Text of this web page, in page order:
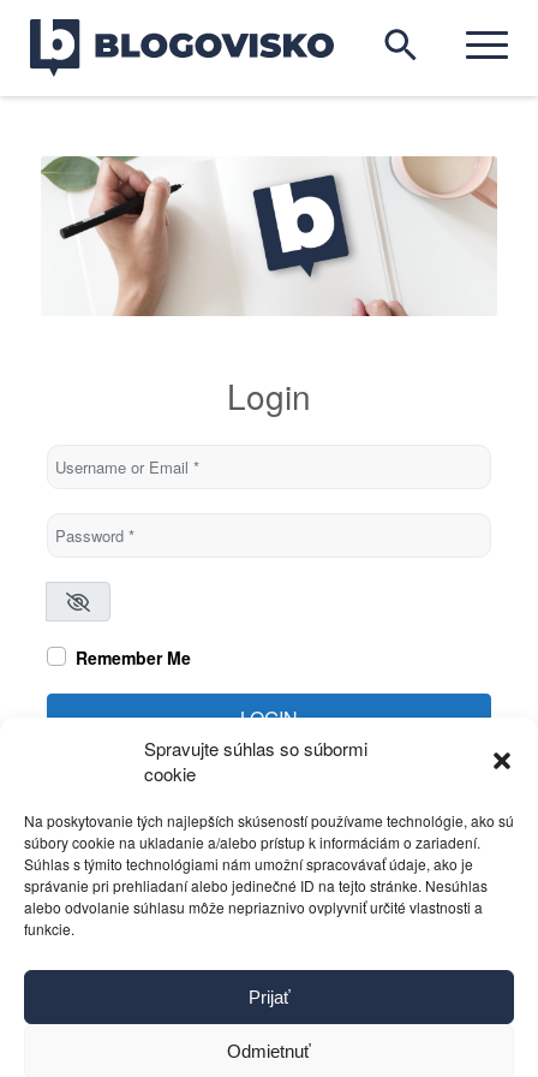
Spravujte súhlas so súbormi
cookie
Na poskytovanie tých najlepších skúseností používame technológie, ako sú
súbory cookie na ukladanie a/alebo prístup k informáciám o zariadení.
Súhlas s týmito technológiami nám umožní spracovávať údaje, ako je
správanie pri prehliadaní alebo jedinečné ID na tejto stránke. Nesúhlas
alebo odvolanie súhlasu môže nepriaznivo ovplyvniť určité vlastnosti a
funkcie.
Prijať
Odmietnuť
Login
Username or Email
Password*
Remember Me
LOGIN
Kontakt
Pravidlá používania